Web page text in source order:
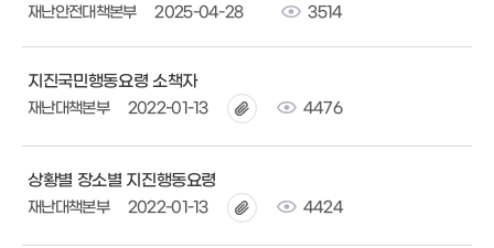
재난안전대책본부 2025-04-28 3514
지진국민행동요령 소책자
재난대책본부 2022-01-13 4476
상황별 장소별 지진행동요령
재난대책본부 2022-01-13 4424